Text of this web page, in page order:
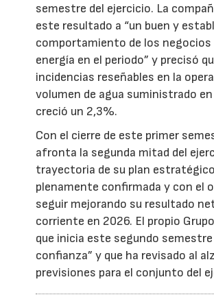
semestre del ejercicio. La
este resultado a “un buen y
comportamiento de los negocios
energía en el periodo” y precisó
incidencias reseñables en la
volumen de agua suministrado en
creció un 2,3%.
Con el cierre de este primer
afronta la segunda mitad del
trayectoria de su plan
plenamente confirmada y con el
seguir mejorando su resultado
corriente en 2026. El propio
que inicia este segundo semestre
confianza” y que ha revisado al
previsiones para el conjunto del